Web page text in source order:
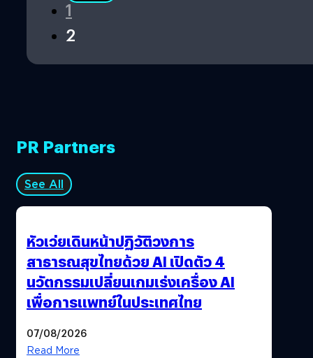
1
2
PR Partners
See All
หัวเว่ยเดินหน้าปฏิวัติวงการ
สาธารณสุขไทยด้วย AI เปิดตัว 4
นวัตกรรมเปลี่ยนเกมเร่งเครื่อง AI
เพื่อการแพทย์ในประเทศไทย
07/08/2026
Read More